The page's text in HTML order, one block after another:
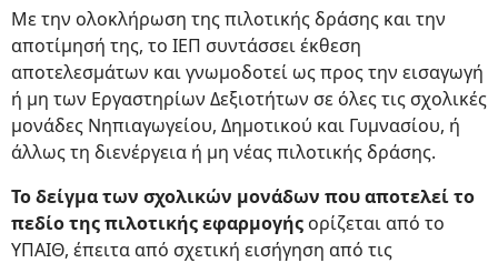
Με την ολοκλήρωση της πιλοτικής δράσης και την
αποτίμησή της, το ΙΕΠ συντάσσει έκθεση
αποτελεσμάτων και γνωμοδοτεί ως προς την εισαγωγή
ή μη των Εργαστηρίων Δεξιοτήτων σε όλες τις σχολικές
μονάδες Νηπιαγωγείου, Δημοτικού και Γυμνασίου, ή
άλλως τη διενέργεια ή μη νέας πιλοτικής δράσης.
Το δείγμα των σχολικών μονάδων που αποτελεί το
πεδίο της πιλοτικής εφαρμογής ορίζεται από το
ΥΠΑΙΘ, έπειτα από σχετική εισήγηση από τις